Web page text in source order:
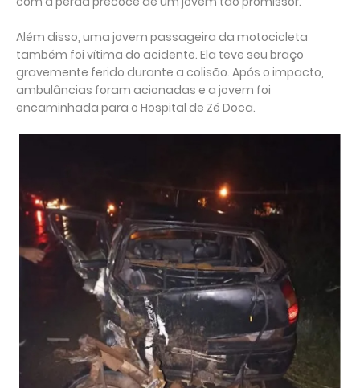
Além disso, uma jovem passageira da motocicleta
também foi vítima do acidente. Ela teve seu braço
gravemente ferido durante a colisão. Após o impacto,
ambulâncias foram acionadas e a jovem foi
encaminhada para o Hospital de Zé Doca.